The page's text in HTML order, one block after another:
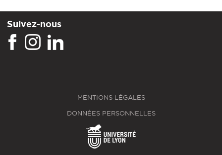
Suivez-nous
MENTIONS LÉGALES
DONNÉES PERSONNELLES